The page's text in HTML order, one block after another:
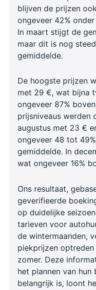
blijven de prijzen
ongeveer 42%
In maart stijgt de
maar dit is nog
gemiddelde.
De hoogste prijzen
met 29 €, wat bijna
ongeveer 87%
prijsniveaus werden
augustus met 23 €
ongeveer 48 tot
gemiddelde. In
wat ongeveer 16%
Ons resultaat,
geverifieerde
op duidelijke
tarieven voor
de wintermaanden,
piekprijzen
zomer. Deze
het plannen van
belangrijk is, loont